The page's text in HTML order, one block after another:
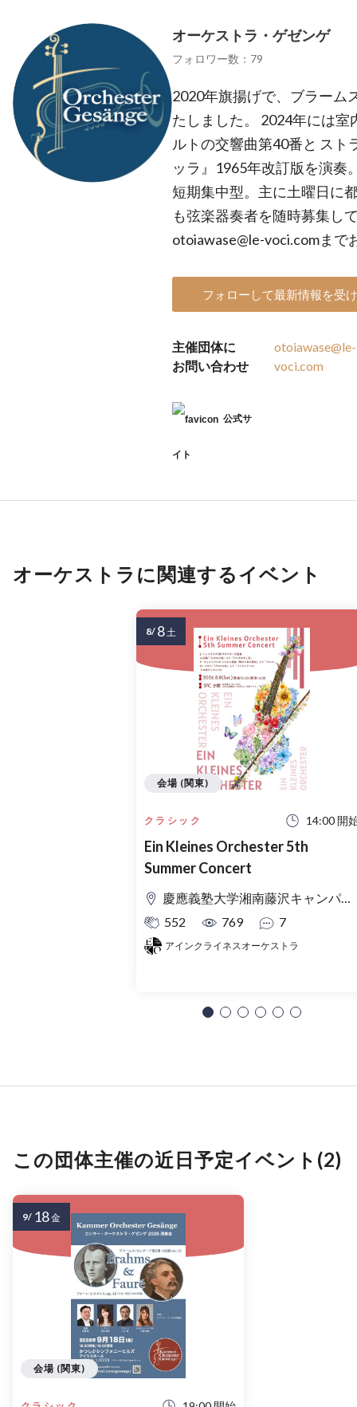
オーケストラ・ゲゼンゲ
フォロワー数：79
2020年旗揚げで、ブラーム
たしました。 2024年には
ルトの交響曲第40番と ス
ッラ』1965年改訂版を演奏
短期集中型。主に土曜日に
も弦楽器奏者を随時募集し
otoiawase@le-voci.comま
フォローして最新情報を受
主催団体に
お問い合わせ
otoiawase@le-
voci.com
公式サ
イト
オーケストラに関連するイベント
クラシック 14:00 開
Ein Kleines Orchester 5th
Summer Concert
慶應義塾大学湘南藤沢キャンパス Θ館
552
769 7
アインクライネスオーケストラ
会場 (関東)
8/ 8土
この団体主催の近日予定イベント(2)
会場 (関東)
9/ 18金